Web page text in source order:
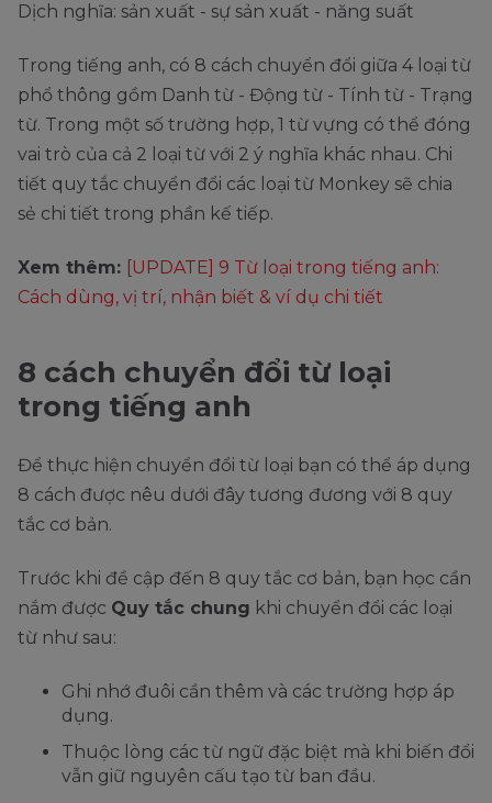
Dịch nghĩa: sản xuất - sự sản xuất - năng suất
Trong tiếng anh, có 8 cách chuyển đổi giữa 4 loại từ
phổ thông gồm Danh từ - Động từ - Tính từ - Trạng
từ. Trong một số trường hợp, 1 từ vựng có thể đóng
vai trò của cả 2 loại từ với 2 ý nghĩa khác nhau. Chi
tiết quy tắc chuyển đổi các loại từ Monkey sẽ chia
sẻ chi tiết trong phần kế tiếp.
Xem thêm:
[UPDATE] 9 Từ loại trong tiếng anh:
Cách dùng, vị trí, nhận biết & ví dụ chi tiết
8 cách chuyển đổi từ loại
trong tiếng anh
Để thực hiện chuyển đổi từ loại bạn có thể áp dụng
8 cách được nêu dưới đây tương đương với 8 quy
tắc cơ bản.
Trước khi đề cập đến 8 quy tắc cơ bản, bạn học cần
nắm được Quy tắc chung khi chuyển đổi các loại
từ như sau:
Ghi nhớ đuôi cần thêm và các trường hợp áp
dụng.
Thuộc lòng các từ ngữ đặc biệt mà khi biến đổi
vẫn giữ nguyên cấu tạo từ ban đầu.